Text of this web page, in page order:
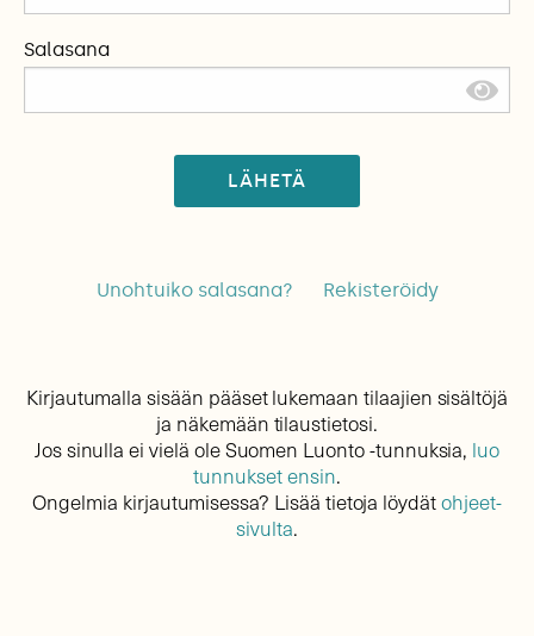
Salasana
LÄHETÄ
Unohtuiko salasana? Rekisteröidy
Kirjautumalla sisään pääset lukemaan tilaajien sisältöjä
ja näkemään tilaustietosi.
Jos sinulla ei vielä ole Suomen Luonto -tunnuksia, luo
tunnukset ensin.
Ongelmia kirjautumisessa? Lisää tietoja löydätohjeet-
sivulta.